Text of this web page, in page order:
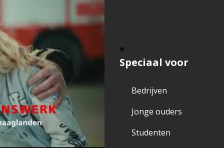
bij de brandweer
en Kazernes
Speciaal voor
Bedrijven
Jonge ouders
Studenten